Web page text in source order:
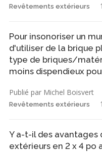
Revêtements extérieurs
Pour insonoriser un
d'utiliser de la brique
type de briques/
moins dispendieux
Publié par Michel Boisvert
Revêtements extérieurs
Y a-t-il des avantages
extérieurs en 2 x 4